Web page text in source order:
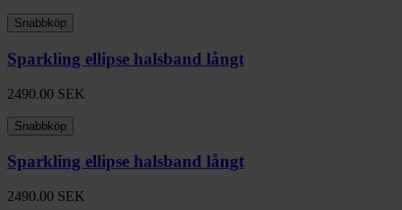
Snabbköp
Sparkling ellipse halsband långt
2490.00 SEK
Snabbköp
Sparkling ellipse halsband långt
2490.00 SEK